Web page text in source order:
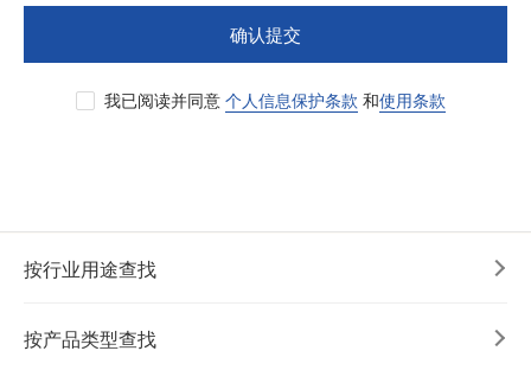
确认提交
我已阅读并同意 个人信息保护条款 和使用条款
按行业用途查找
按产品类型查找